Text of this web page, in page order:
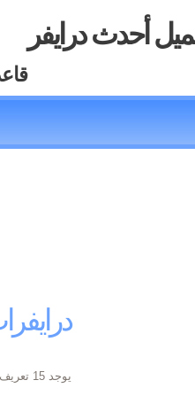
أحدث درايفر
يوجد 15 تعريف في الموقع